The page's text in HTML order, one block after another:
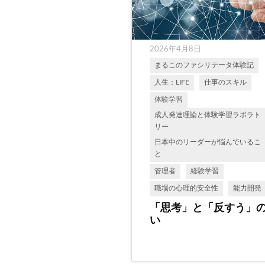
2026年4月8日
まるこのファシリテータ体験記
人生：LIFE 仕事のスキル
体験学習
成人発達理論と体験学習ラボラト
リー
日本中のリーダーが悩んでいるこ
と
管理者 経験学習
職場の心理的安全性 能力開発
「思考」と「反すう」
い